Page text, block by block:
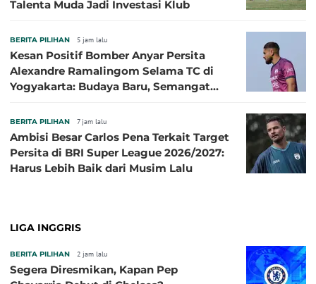
Talenta Muda Jadi Investasi Klub
BERITA PILIHAN 5 jam lalu
Kesan Positif Bomber Anyar Persita
Alexandre Ramalingom Selama TC di
Yogyakarta: Budaya Baru, Semangat
BERITA PILIHAN 7 jam lalu
Ambisi Besar Carlos Pena Terkait Target
Persita di BRI Super League 2026/2027:
Harus Lebih Baik dari Musim Lalu
LIGA INGGRIS
BERITA PILIHAN 2 jam lalu
Segera Diresmikan, Kapan Pep